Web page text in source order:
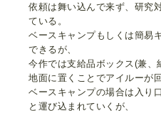
依頼は舞い込んで来ず、研究
ている。
ベースキャンプもしくは簡易
できるが、
今作では支給品ボックス(兼、
地面に置くことでアイルーが
ベースキャンプの場合は入り
と運び込まれていくが、